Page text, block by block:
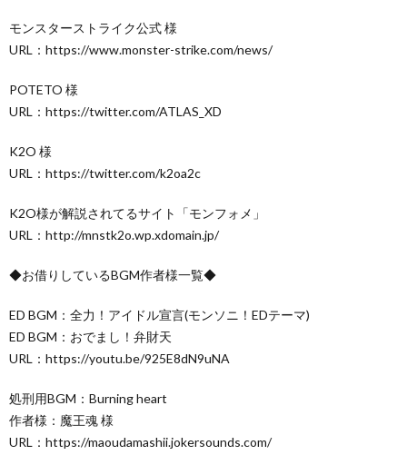
モンスターストライク公式 様
URL：https://www.monster-strike.com/news/
POTETO 様
URL：https://twitter.com/ATLAS_XD
K2O 様
URL：https://twitter.com/k2oa2c
K2O様が解説されてるサイト「モンフォメ」
URL：http://mnstk2o.wp.xdomain.jp/
◆お借りしているBGM作者様一覧◆
ED BGM：全力！アイドル宣言(モンソニ！EDテーマ)
ED BGM：おでまし！弁財天
URL：https://youtu.be/925E8dN9uNA
処刑用BGM：Burning heart
作者様：魔王魂 様
URL：https://maoudamashii.jokersounds.com/